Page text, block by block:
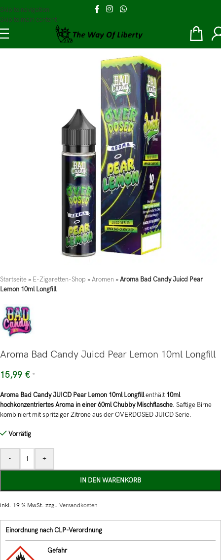
Skip to navigation
Skip to main content
Startseite » E-Zigaretten-Shop »Aromen »Aroma Bad Candy Juicd Pear
Lemon 10ml Longfill
Aroma Bad Candy Juicd Pear Lemon 10ml Longfill
15,99 € *
Aroma Bad Candy JUICD Pear Lemon 10ml Longfillenthält 10ml
hochkonzentriertes Aroma in einer 60ml Chubby Mischflasche. Saftige Birne
kombiniert mit spritziger Zitrone aus der OVERDOSED JUICD Serie.
Vorrätig
- +
IN DEN WARENKORB
inkl. 19 % MwSt. zzgl. Versandkosten
Einordnung nach CLP-Verordnung
Gefahr